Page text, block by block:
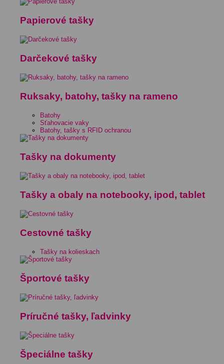
Papierové tašky
Darčekové tašky
Ruksaky, batohy, tašky na rameno
Batohy
Sťahovacie vaky
Batohy, tašky s RFID ochranou
Tašky na dokumenty
Tašky a obaly na notebooky, ipod, tablet
Cestovné tašky
Tašky na kolieskach
Športové tašky
Príručné tašky, ľadvinky
Špeciálne tašky